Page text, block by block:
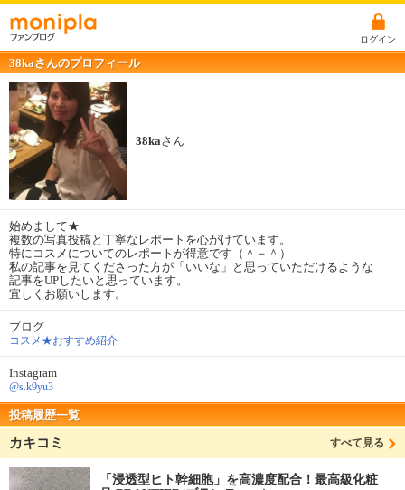
ログイン
38kaさんのプロフィール
38kaさん
始めまして★
複数の写真投稿と丁寧なレポートを心がけています。
特にコスメについてのレポートが得意です（＾－＾）
私の記事を見てくださった方が「いいな」と思っていただけるような
記事をUPしたいと思っています。
宜しくお願いします。
ブログ
コスメ★おすすめ紹介
Instagram
@s.k9yu3
投稿履歴一覧
カキコミ すべて見る
「浸透型ヒト幹細胞」を高濃度配合！最高級化粧